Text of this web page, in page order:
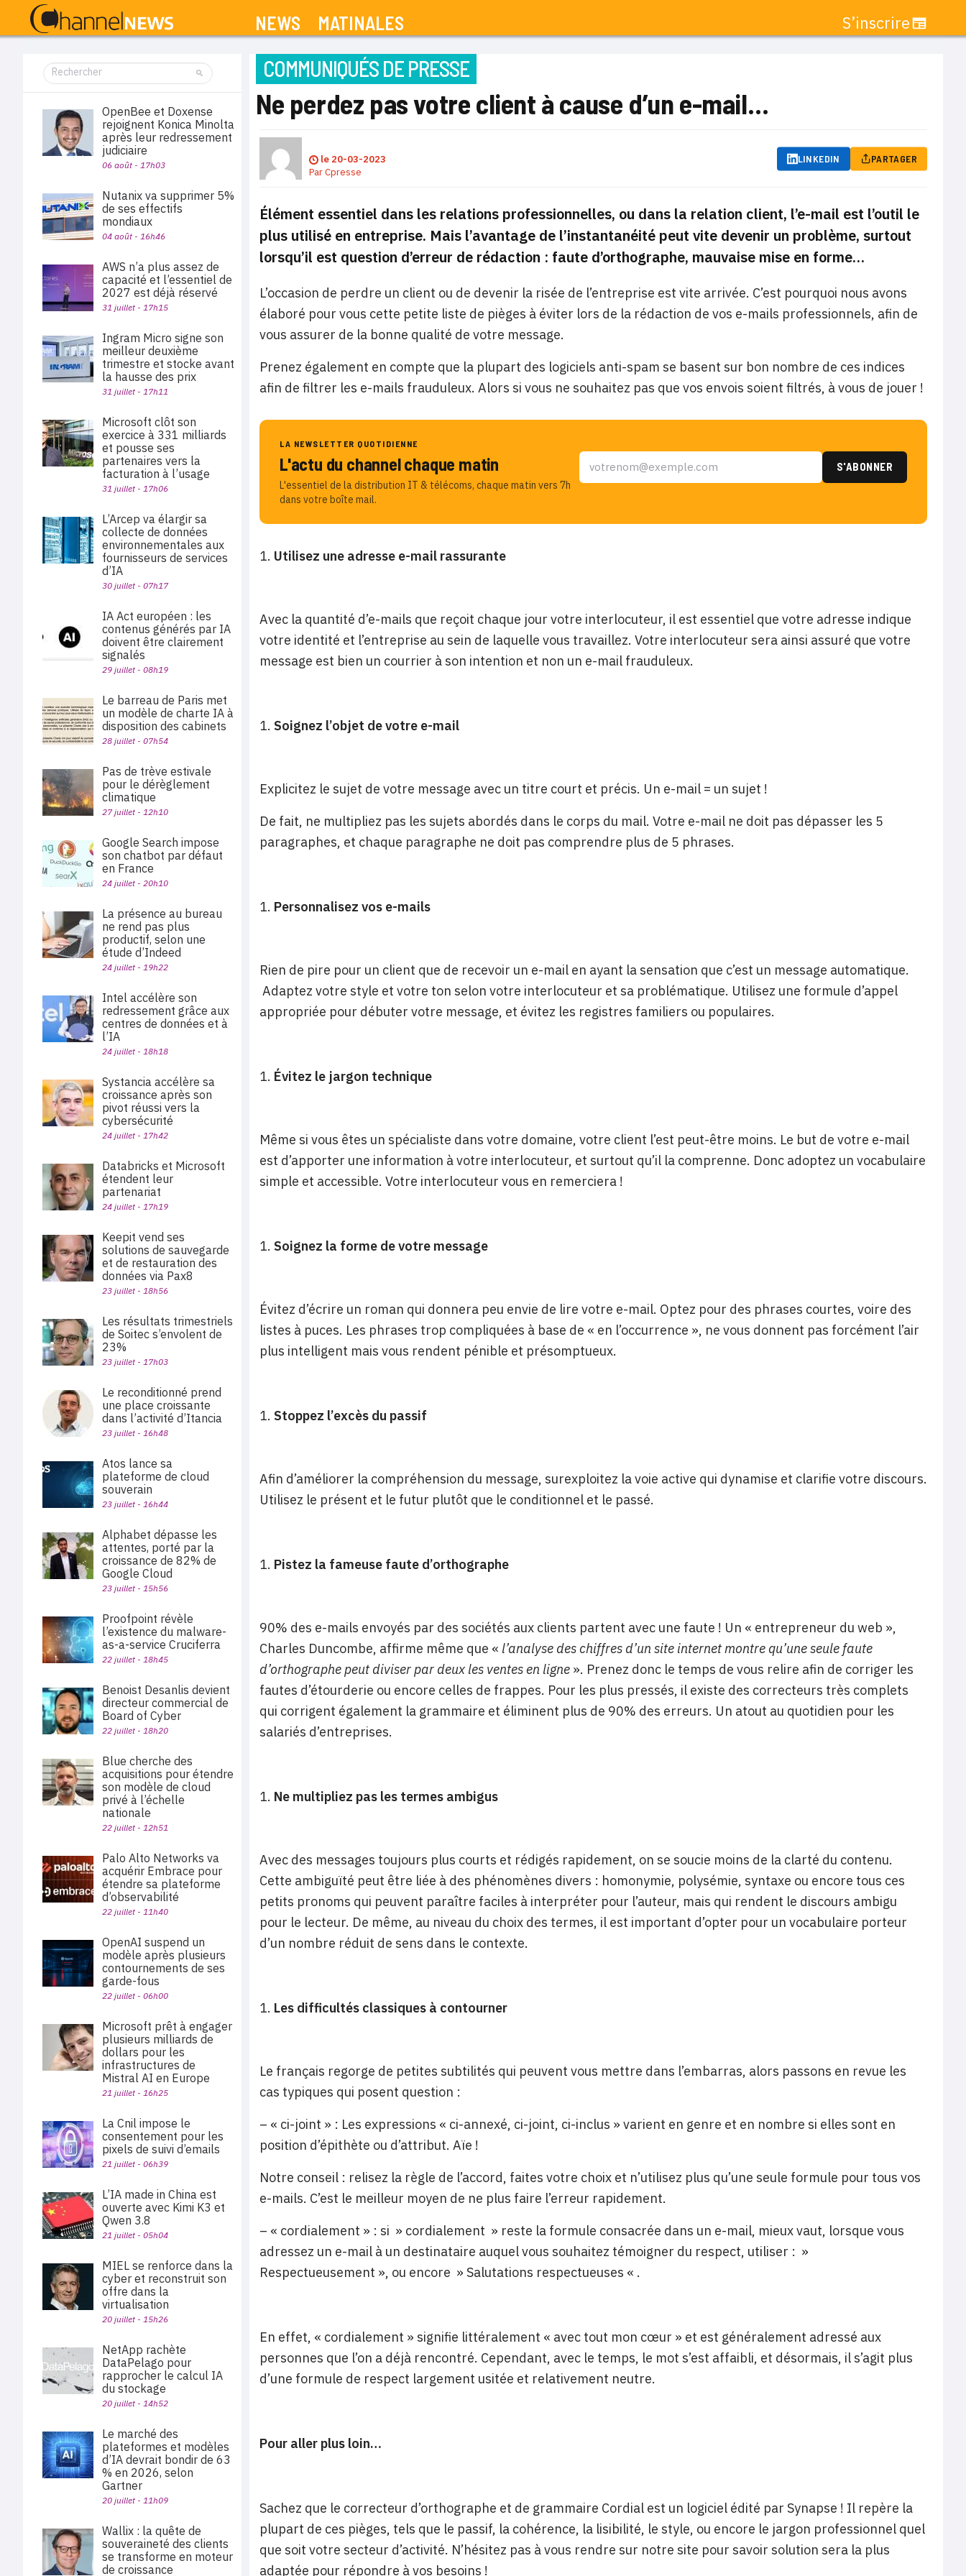
NEWS MATINALES S’inscrire
COMMUNIQUÉS DE PRESSE
Ne perdez pas votre client à cause d’un e-mail…
le 20-03-2023
ParCpresse
LINKEDIN PARTAGER
Élément essentiel dans les relations professionnelles, ou dans la relation client, l’e-mail est l’outil le
plus utilisé en entreprise. Mais l’avantage de l’instantanéité peut vite devenir un problème, surtout
lorsqu’il est question d’erreur de rédaction : faute d’orthographe, mauvaise mise en forme…
L’occasion de perdre un client ou de devenir la risée de l’entreprise est vite arrivée. C’est pourquoi nous avons
élaboré pour vous cette petite liste de pièges à éviter lors de la rédaction de vos e-mails professionnels, afin de
vous assurer de la bonne qualité de votre message.
Prenez également en compte que la plupart des logiciels anti-spam se basent sur bon nombre de ces indices
afin de filtrer les e-mails frauduleux. Alors si vous ne souhaitez pas que vos envois soient filtrés, à vous de jouer !
LA NEWSLETTER QUOTIDIENNE
L'actu du channel chaque matin
L'essentiel de la distribution IT & télécoms, chaque matin vers 7h
dans votre boîte mail.
Utilisez une adresse e-mail rassurante
Avec la quantité d’e-mails que reçoit chaque jour votre interlocuteur, il est essentiel que votre adresse indique
votre identité et l’entreprise au sein de laquelle vous travaillez. Votre interlocuteur sera ainsi assuré que votre
message est bien un courrier à son intention et non un e-mail frauduleux.
Soignez l’objet de votre e-mail
Explicitez le sujet de votre message avec un titre court et précis. Un e-mail = un sujet !
De fait, ne multipliez pas les sujets abordés dans le corps du mail. Votre e-mail ne doit pas dépasser les 5
paragraphes, et chaque paragraphe ne doit pas comprendre plus de 5 phrases.
Personnalisez vos e-mails
Rien de pire pour un client que de recevoir un e-mail en ayant la sensation que c’est un message automatique.
Adaptez votre style et votre ton selon votre interlocuteur et sa problématique. Utilisez une formule d’appel
appropriée pour débuter votre message, et évitez les registres familiers ou populaires.
Évitez le jargon technique
Même si vous êtes un spécialiste dans votre domaine, votre client l’est peut-être moins. Le but de votre e-mail
est d’apporter une information à votre interlocuteur, et surtout qu’il la comprenne. Donc adoptez un vocabulaire
simple et accessible. Votre interlocuteur vous en remerciera !
Soignez la forme de votre message
Évitez d’écrire un roman qui donnera peu envie de lire votre e-mail. Optez pour des phrases courtes, voire des
listes à puces. Les phrases trop compliquées à base de « en l’occurrence », ne vous donnent pas forcément l’air
plus intelligent mais vous rendent pénible et présomptueux.
Stoppez l’excès du passif
Afin d’améliorer la compréhension du message, surexploitez la voie active qui dynamise et clarifie votre discours.
Utilisez le présent et le futur plutôt que le conditionnel et le passé.
Pistez la fameuse faute d’orthographe
90% des e-mails envoyés par des sociétés aux clients partent avec une faute ! Un « entrepreneur du web »,
Charles Duncombe, affirme même que « l’analyse des chiffres d’un site internet montre qu’une seule faute
d’orthographe peut diviser par deux les ventes en ligne ». Prenez donc le temps de vous relire afin de corriger les
fautes d’étourderie ou encore celles de frappes. Pour les plus pressés, il existe des correcteurs très complets
qui corrigent également la grammaire et éliminent plus de 90% des erreurs. Un atout au quotidien pour les
salariés d’entreprises.
Ne multipliez pas les termes ambigus
Avec des messages toujours plus courts et rédigés rapidement, on se soucie moins de la clarté du contenu.
Cette ambiguïté peut être liée à des phénomènes divers : homonymie, polysémie, syntaxe ou encore tous ces
petits pronoms qui peuvent paraître faciles à interpréter pour l’auteur, mais qui rendent le discours ambigu
pour le lecteur. De même, au niveau du choix des termes, il est important d’opter pour un vocabulaire porteur
d’un nombre réduit de sens dans le contexte.
Les difficultés classiques à contourner
Le français regorge de petites subtilités qui peuvent vous mettre dans l’embarras, alors passons en revue les
cas typiques qui posent question :
– « ci-joint » : Les expressions « ci-annexé, ci-joint, ci-inclus » varient en genre et en nombre si elles sont en
position d’épithète ou d’attribut. Aïe !
Notre conseil : relisez la règle de l’accord, faites votre choix et n’utilisez plus qu’une seule formule pour tous vos
e-mails. C’est le meilleur moyen de ne plus faire l’erreur rapidement.
– « cordialement » : si » cordialement » reste la formule consacrée dans un e-mail, mieux vaut, lorsque vous
adressez un e-mail à un destinataire auquel vous souhaitez témoigner du respect, utiliser : »
Respectueusement », ou encore » Salutations respectueuses « .
En effet, « cordialement » signifie littéralement « avec tout mon cœur » et est généralement adressé aux
personnes que l’on a déjà rencontré. Cependant, avec le temps, le mot s’est affaibli, et désormais, il s’agit plus
d’une formule de respect largement usitée et relativement neutre.
Pour aller plus loin…
Sachez que le correcteur d’orthographe et de grammaire Cordial est un logiciel édité par Synapse ! Il repère la
plupart de ces pièges, tels que le passif, la cohérence, la lisibilité, le style, ou encore le jargon professionnel quel
que soit votre secteur d’activité. N’hésitez pas à vous rendre sur notre site pour savoir solution sera la plus
adaptée pour répondre à vos besoins !
OpenBee et Doxense
rejoignent Konica Minolta
après leur redressement
judiciaire
06 août - 17h03
Nutanix va supprimer 5%
de ses effectifs
mondiaux
04 août - 16h46
AWS n’a plus assez de
capacité et l’essentiel de
2027 est déjà réservé
31 juillet - 17h15
Ingram Micro signe son
meilleur deuxième
trimestre et stocke avant
la hausse des prix
31 juillet - 17h11
Microsoft clôt son
exercice à 331 milliards
et pousse ses
partenaires vers la
facturation à l’usage
31 juillet - 17h06
L’Arcep va élargir sa
collecte de données
environnementales aux
fournisseurs de services
d’IA
30 juillet - 07h17
IA Act européen : les
contenus générés par IA
doivent être clairement
signalés
29 juillet - 08h19
Le barreau de Paris met
un modèle de charte IA à
disposition des cabinets
28 juillet - 07h54
Pas de trève estivale
pour le dérèglement
climatique
27 juillet - 12h10
Google Search impose
son chatbot par défaut
en France
24 juillet - 20h10
La présence au bureau
ne rend pas plus
productif, selon une
étude d’Indeed
24 juillet - 19h22
Intel accélère son
redressement grâce aux
centres de données et à
l’IA
24 juillet - 18h18
Systancia accélère sa
croissance après son
pivot réussi vers la
cybersécurité
24 juillet - 17h42
Databricks et Microsoft
étendent leur
partenariat
24 juillet - 17h19
Keepit vend ses
solutions de sauvegarde
et de restauration des
données via Pax8
23 juillet - 18h56
Les résultats trimestriels
de Soitec s’envolent de
23%
23 juillet - 17h03
Le reconditionné prend
une place croissante
dans l’activité d’Itancia
23 juillet - 16h48
Atos lance sa
plateforme de cloud
souverain
23 juillet - 16h44
Alphabet dépasse les
attentes, porté par la
croissance de 82% de
Google Cloud
23 juillet - 15h56
Proofpoint révèle
l’existence du malware-
as-a-service Cruciferra
22 juillet - 18h45
Benoist Desanlis devient
directeur commercial de
Board of Cyber
22 juillet - 18h20
Blue cherche des
acquisitions pour étendre
son modèle de cloud
privé à l’échelle
nationale
22 juillet - 12h51
Palo Alto Networks va
acquérir Embrace pour
étendre sa plateforme
d’observabilité
22 juillet - 11h40
OpenAI suspend un
modèle après plusieurs
contournements de ses
garde-fous
22 juillet - 06h00
Microsoft prêt à engager
plusieurs milliards de
dollars pour les
infrastructures de
Mistral AI en Europe
21 juillet - 16h25
La Cnil impose le
consentement pour les
pixels de suivi d’emails
21 juillet - 06h39
L’IA made in China est
ouverte avec Kimi K3 et
Qwen 3.8
21 juillet - 05h04
MIEL se renforce dans la
cyber et reconstruit son
offre dans la
virtualisation
20 juillet - 15h26
NetApp rachète
DataPelago pour
rapprocher le calcul IA
du stockage
20 juillet - 14h52
Le marché des
plateformes et modèles
d’IA devrait bondir de 63
% en 2026, selon
Gartner
20 juillet - 11h09
Wallix : la quête de
souveraineté des clients
se transforme en moteur
de croissance